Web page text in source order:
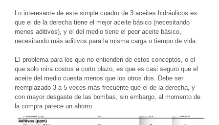
Lo interesante de este simple cuadro de 3 aceites hidráulicos es
que el de la derecha tiene el mejor aceite básico (necesitando
menos aditivos), y el del medio tiene el peor aceite básico,
necesitando más aditivos para la misma carga o tiempo de vida.
El problema para los que no entienden de estos conceptos, o el
que solo mira costos a corto plazo, es que es casi seguro que el
aceite del medio cuesta menos que los otros dos. Debe ser
reemplazado 3 a 5 veces más frecuente que el de la derecha, y
con mayor desgaste de las bombas, sin embargo, al momento de
la compra parece un ahorro.